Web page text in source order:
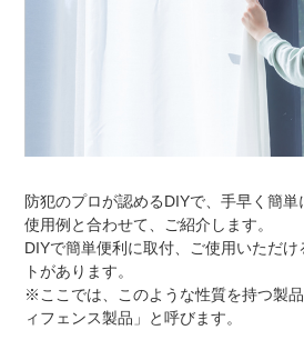
防犯のプロが認めるDIYで、手早く簡
使用例と合わせて、ご紹介します。
DIYで簡単便利に取付、ご使用いただ
トがあります。
※ここでは、このような性質を持つ製
ィフェンス製品」と呼びます。